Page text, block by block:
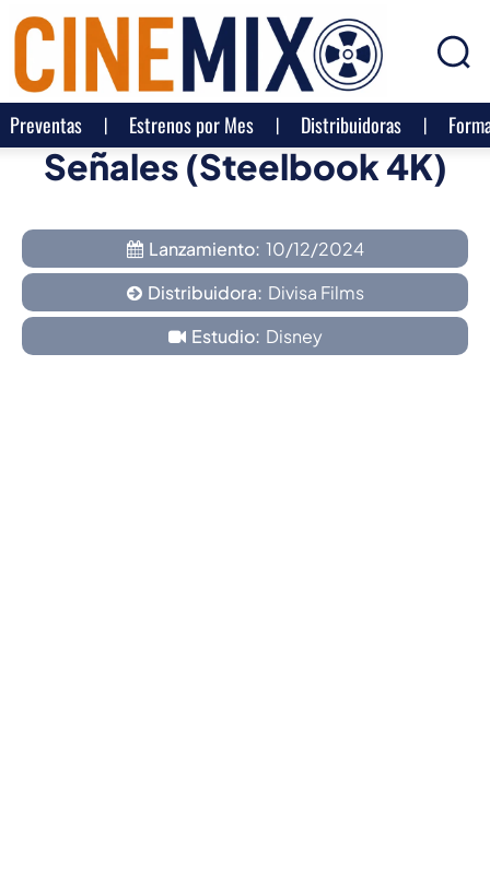
Preventas Estrenos por Mes Distribuidoras
Señales (Steelbook 4K)
Lanzamiento: 10/12/2024
Distribuidora: Divisa Films
Estudio: Disney